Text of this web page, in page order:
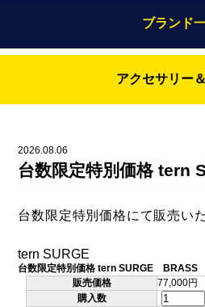
ブランド
Bianchi（ビアンキ）
BRUNO(ブルーノ)
DAHON（ダホーン）
FUJI（フジ）
GIOS（ジオス）
KUWAHARA（クワハラ）
アクセサリー
knog（ノグ）
マルイのかわいいキャップ
2026.08.06
台数限定特別価格 tern
台数限定特別価格にて販売い
tern SURGE
台数限定特別価格 tern SURGE BRASS
販売価格
77,000円
購入数